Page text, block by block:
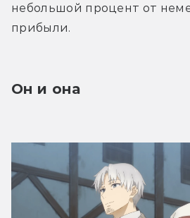
небольшой процент от
прибыли.
Он и она